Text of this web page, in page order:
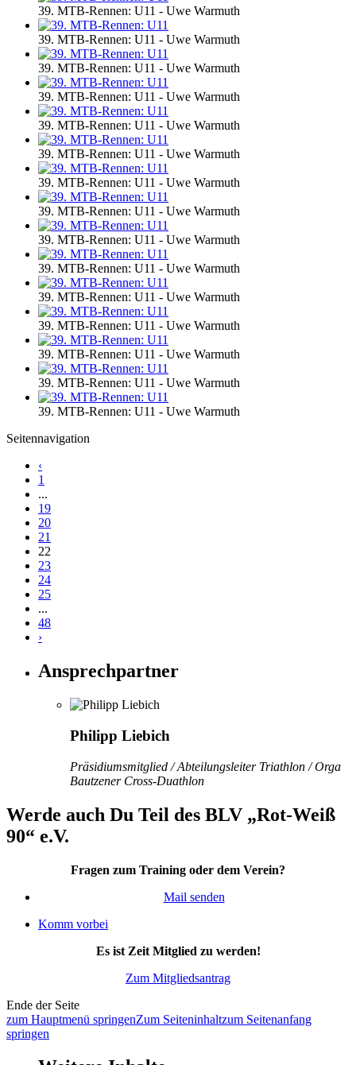
39. MTB-Rennen: U11 - Uwe Warmuth
39. MTB-Rennen: U11 - Uwe Warmuth
39. MTB-Rennen: U11 - Uwe Warmuth
39. MTB-Rennen: U11 - Uwe Warmuth
39. MTB-Rennen: U11 - Uwe Warmuth
39. MTB-Rennen: U11 - Uwe Warmuth
39. MTB-Rennen: U11 - Uwe Warmuth
39. MTB-Rennen: U11 - Uwe Warmuth
39. MTB-Rennen: U11 - Uwe Warmuth
39. MTB-Rennen: U11 - Uwe Warmuth
39. MTB-Rennen: U11 - Uwe Warmuth
39. MTB-Rennen: U11 - Uwe Warmuth
39. MTB-Rennen: U11 - Uwe Warmuth
39. MTB-Rennen: U11 - Uwe Warmuth
39. MTB-Rennen: U11 - Uwe Warmuth
Seitennavigation
‹
1
...
19
20
21
22
23
24
25
...
48
›
Ansprechpartner
Philipp Liebich
Präsidiumsmitglied / Abteilungsleiter Triathlon / Orga
Bautzener Cross-Duathlon
Werde auch Du Teil des BLV „Rot-Weiß
90“ e.V.
Fragen zum Training oder dem Verein?
Mail senden
Komm vorbei
Es ist Zeit Mitglied zu werden!
Zum Mitgliedsantrag
Ende der Seite
zum Hauptmenü springenZum Seiteninhaltzum Seitenanfang
springen